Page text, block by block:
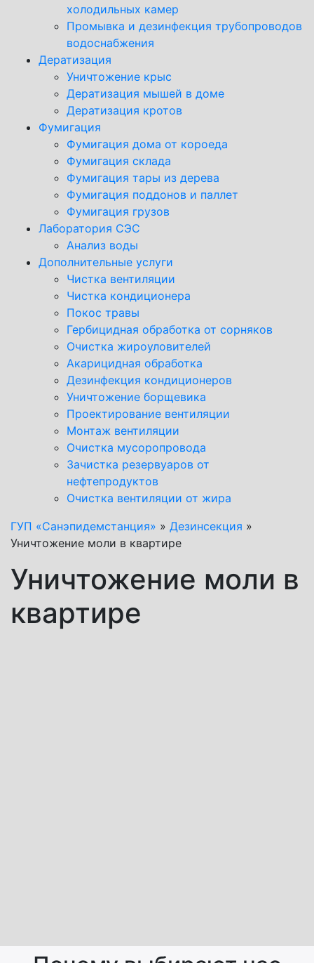
холодильных камер
Промывка и дезинфекция трубопроводов
водоснабжения
Дератизация
Уничтожение крыс
Дератизация мышей в доме
Дератизация кротов
Фумигация
Фумигация дома от короеда
Фумигация склада
Фумигация тары из дерева
Фумигация поддонов и паллет
Фумигация грузов
Лаборатория СЭС
Анализ воды
Дополнительные услуги
Чистка вентиляции
Чистка кондиционера
Покос травы
Гербицидная обработка от сорняков
Очистка жироуловителей
Акарицидная обработка
Дезинфекция кондиционеров
Уничтожение борщевика
Проектирование вентиляции
Монтаж вентиляции
Очистка мусоропровода
Зачистка резервуаров от
нефтепродуктов
Очистка вентиляции от жира
ГУП «Санэпидемстанция» » Дезинсекция »
Уничтожение моли в квартире
Уничтожение моли в
квартире